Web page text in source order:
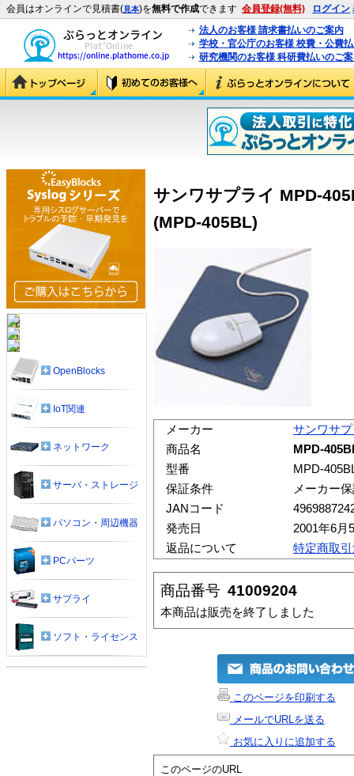
会員はオンラインで見積書(見本)を無料で作成できます 会員登録(無料) ログイン
法人のお客様 請求書払いのご案内
学校・官公庁のお客様 校費・公費
研究機関のお客様 科研費払いのご
サンワサプライ MPD-
(MPD-405BL)
メーカー
サンワサ
商品名
MPD-
型番
MPD-
保証条件
メーカー
JANコード
発売日
2001年6月
返品について
特定商取
商品番号 41009204
本商品は販売を終了しました
このページを印刷する
メールでURLを送る
お気に入りに追加する
このページのURL
OpenBlocks
IoT関連
ネットワーク
サーバ・ストレージ
パソコン・周辺機器
PCパーツ
サプライ
ソフト・ライセンス